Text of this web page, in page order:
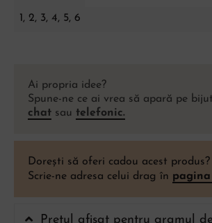
1, 2, 3, 4, 5, 6
Ai propria idee?
Spune-ne ce ai vrea să apară pe
chat sau telefonic.
Dorești să oferi cadou acest produs?
Scrie-ne adresa celui drag în pagina
Prețul afișat pentru gramul